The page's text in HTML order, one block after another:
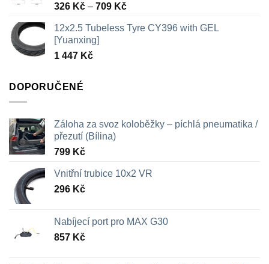
326 Kč – 709 KčRozpětí
326 Kč
12x2.5 Tubeless Tyre CY396 with GEL
[Yuanxing]
1 447 Kč
DOPORUČENÉ
Záloha za svoz koloběžky – píchlá pneumatika /
přezutí (Bílina)
799 Kč
Vnitřní trubice 10x2 VR
296 Kč
Nabíjecí port pro MAX G30
857 Kč